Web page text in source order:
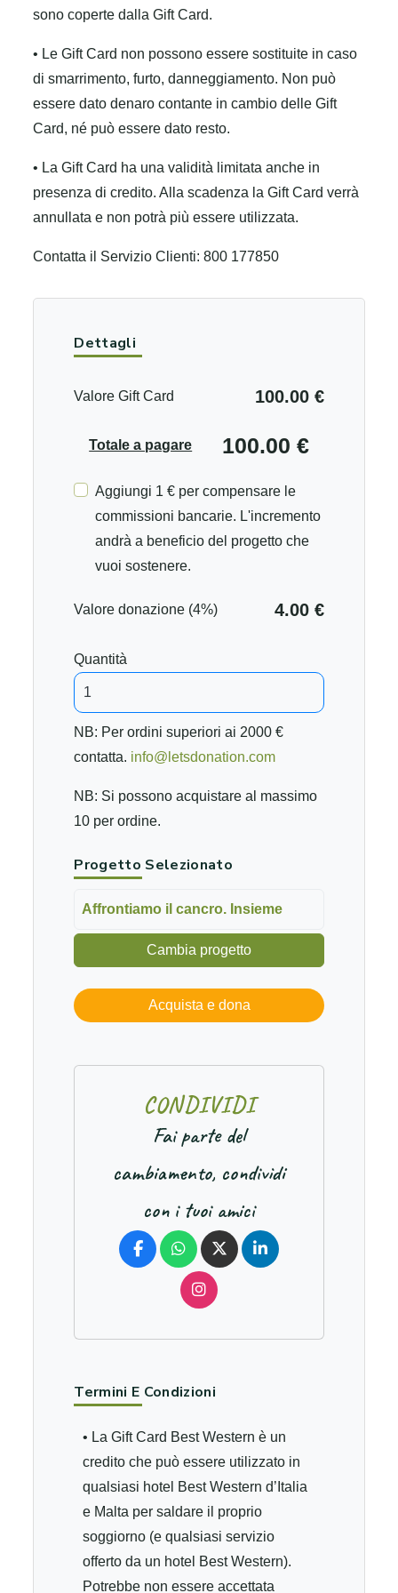
sono coperte dalla Gift Card.
• Le Gift Card non possono essere sostituite in caso
di smarrimento, furto, danneggiamento. Non può
essere dato denaro contante in cambio delle Gift
Card, né può essere dato resto.
• La Gift Card ha una validità limitata anche in
presenza di credito. Alla scadenza la Gift Card verrà
annullata e non potrà più essere utilizzata.
Contatta il Servizio Clienti: 800 177850
Dettagli
Valore Gift Card 100.00 €
Totale a pagare 100.00 €
Aggiungi 1 € per compensare le
commissioni bancarie. L'incremento
andrà a beneficio del progetto che
vuoi sostenere.
Valore donazione (4%) 4.00 €
Quantità
NB: Per ordini superiori ai 2000 €
contatta. info@letsdonation.com
NB: Si possono acquistare al massimo
10 per ordine.
Progetto Selezionato
Affrontiamo il cancro. Insieme
Cambia progetto
Acquista e dona
CONDIVIDI
Fai parte del
cambiamento, condividi
con i tuoi amici
Termini E Condizioni
• La Gift Card Best Western è un
credito che può essere utilizzato in
qualsiasi hotel Best Western d’Italia
e Malta per saldare il proprio
soggiorno (e qualsiasi servizio
offerto da un hotel Best Western).
Potrebbe non essere accettata